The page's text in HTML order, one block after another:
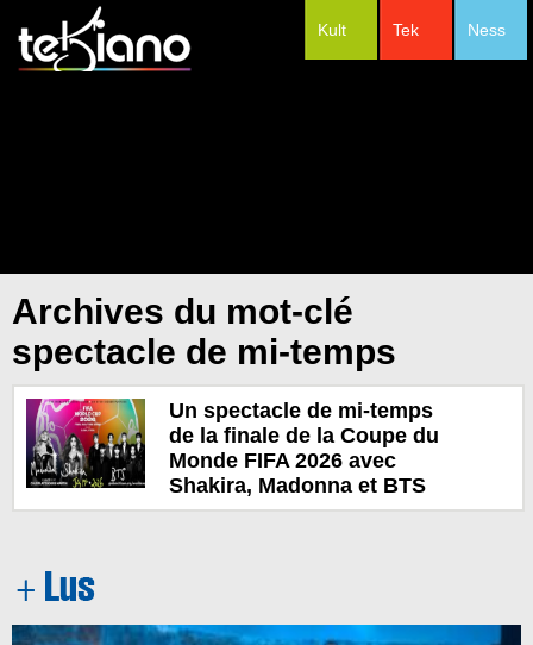
Ness
Tek
Kult
Archives du mot-clé
spectacle de mi-temps
Un spectacle de mi-temps
de la finale de la Coupe du
Monde FIFA 2026 avec
Shakira, Madonna et BTS